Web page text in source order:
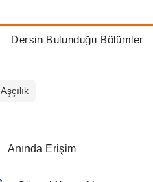
Dersin Bulunduğu Bölümler
Aşçılık
Anında Erişim